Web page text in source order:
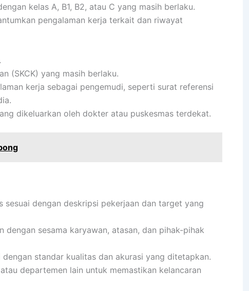
kelas A, B1, B2, atau C yang masih berlaku.
pengalaman kerja terkait dan riwayat
(SKCK) yang masih berlaku.
kerja sebagai pengemudi, seperti surat referensi
dikeluarkan oleh dokter atau puskesmas terdekat.
sesuai dengan deskripsi pekerjaan dan target yang
dengan sesama karyawan, atasan, dan pihak-pihak
standar kualitas dan akurasi yang ditetapkan.
departemen lain untuk memastikan kelancaran